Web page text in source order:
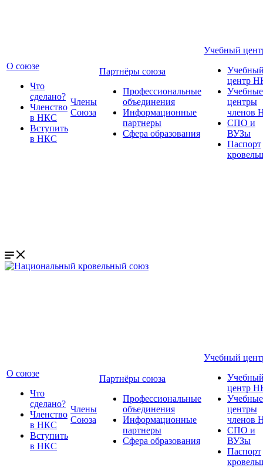
О союзе
Что
сделано?
Членство
в НКС
Вступить
в НКС
Члены
Союза
Партнёры союза
Профессиональные
объединения
Информационные
партнеры
Сфера образования
Учебный
центр
Учебные
центры
членов
СПО и
ВУЗы
Паспорт
О союзе
Что
сделано?
Членство
в НКС
Вступить
в НКС
Члены
Союза
Партнёры союза
Профессиональные
объединения
Информационные
партнеры
Сфера образования
Учебный
центр
Учебные
центры
членов
СПО и
ВУЗы
Паспорт